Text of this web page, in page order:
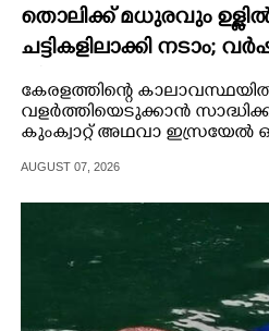
തൊലിക്ക് മധുരവും
ചട്ടികളിലാക്കി നടാം;
വിളവും
കേരളത്തിന്റെ
വളർത്തിയെടുക്കാൻ
കുംക്വാറ്റ് അഥവാ ഇസ്രയേൽ
AUGUST 07, 2026